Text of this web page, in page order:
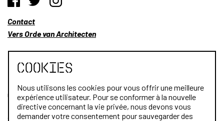
Contact
Vers Orde van Architecten
Qui sommes-nous?
Architectes
Cookies
Nous utilisons les cookies pour vous offrir une meilleure
expérience utilisateur. Pour se conformer à la nouvelle
directive concernant la vie privée, nous devons vous
demander votre consentement pour sauvegarder des